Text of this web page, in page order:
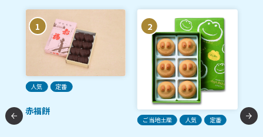
1
人気 定番
赤福餅
2
ご当地土産 人気 定番
ガ